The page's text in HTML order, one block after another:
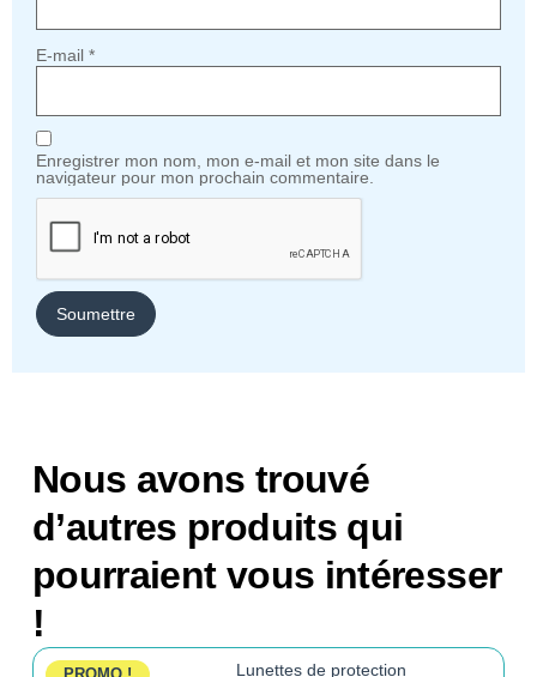
E-mail *
Enregistrer mon nom, mon e-mail et mon site dans le
navigateur pour mon prochain commentaire.
Nous avons trouvé
d’autres produits qui
pourraient vous intéresser
!
Lunettes de protection